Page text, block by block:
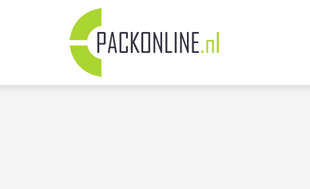
Pack
Online